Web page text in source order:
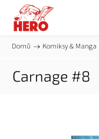
Domů / Komiksy & Manga
Carnage #8